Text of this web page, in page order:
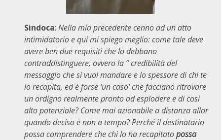
Sindoca: Nella mia precedente cenno ad un atto
intimidatorio e qui mi spiego meglio: come tale deve
avere ben due requisiti che lo debbano
contraddistinguere, ovvero la “ credibilità del
messaggio che si vuol mandare e lo spessore di chi te
lo recapita, ed è forse ‘un caso’ che facciano ritrovare
un ordigno realmente pronto ad esplodere e di cosi
alto potenziale? Come mai azionabile a distanza allor
quando deciso e non a tempo? Perché il destinatario
possa comprendere che chi lo ha recapitatopossa